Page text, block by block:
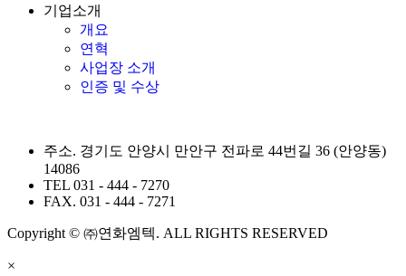
기업소개
개요
연혁
사업장 소개
인증 및 수상
주소. 경기도 안양시 만안구 전파로 44번길 36 (안양동)
14086
TEL 031 - 444 - 7270
FAX. 031 - 444 - 7271
Copyright © ㈜연화엠텍. ALL RIGHTS RESERVED
×